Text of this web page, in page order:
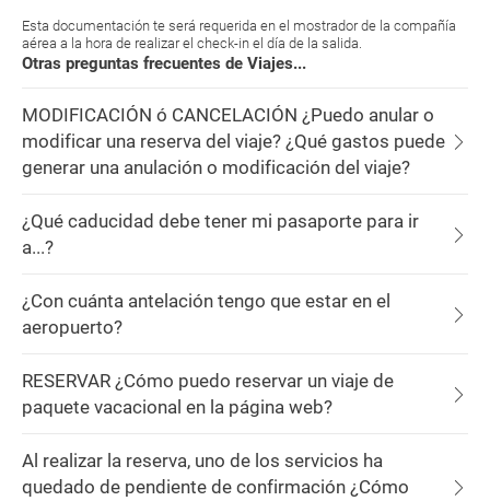
Esta documentación te será requerida en el mostrador de la compañía
aérea a la hora de realizar el check-in el día de la salida.
Otras preguntas frecuentes de Viajes...
MODIFICACIÓN ó CANCELACIÓN ¿Puedo anular o
modificar una reserva del viaje? ¿Qué gastos puede
generar una anulación o modificación del viaje?
¿Qué caducidad debe tener mi pasaporte para ir
a...?
¿Con cuánta antelación tengo que estar en el
aeropuerto?
RESERVAR ¿Cómo puedo reservar un viaje de
paquete vacacional en la página web?
Al realizar la reserva, uno de los servicios ha
quedado de pendiente de confirmación ¿Cómo